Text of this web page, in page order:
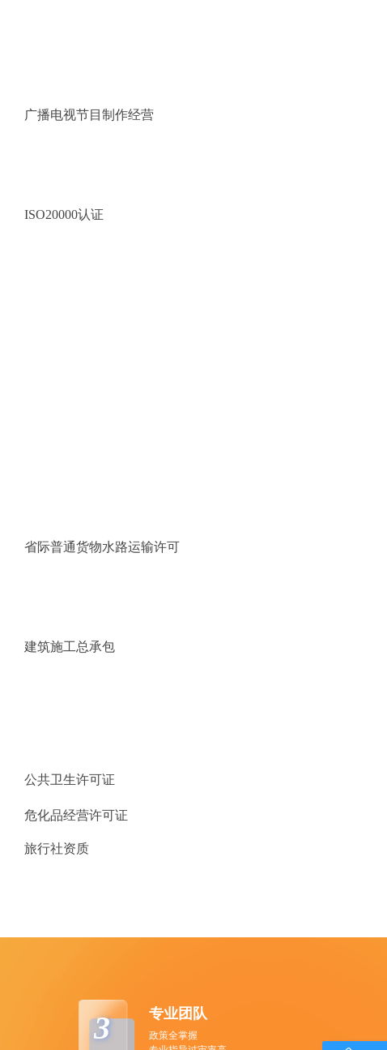
广播电视节目制作经营
ISO20000认证
省际普通货物水路运输许可
建筑施工总承包
公共卫生许可证
危化品经营许可证
旅行社资质
3 专业团队
政策全掌握